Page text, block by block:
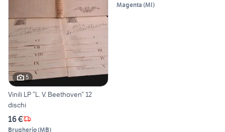
5
Vinili LP “L. V. Beethoven” 12
dischi
16 €
Brugherio(MB)
Magenta (MI)